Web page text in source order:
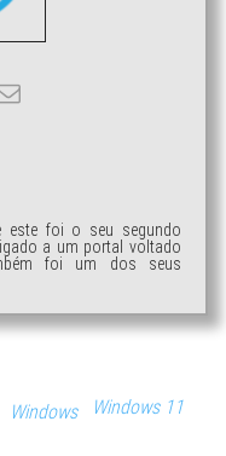
este foi o seu segundo
a um portal voltado
foi um dos seus
Windows Windows 11